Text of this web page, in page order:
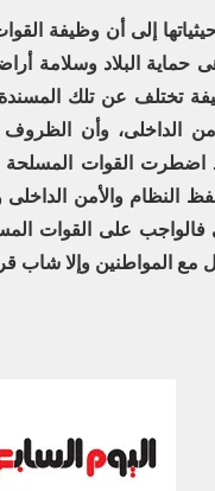
حماية البلاد وسلامة
تختلف عن تلك المسندة
اضطرت القوات المسلحة
النظام والأمن
فالواجب على القوات
مع المواطنين وإلا شاب